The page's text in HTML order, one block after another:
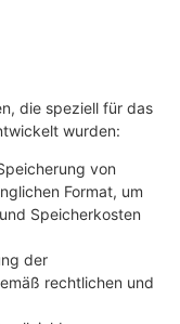
die speziell für das
wurden:
von
Format, um
Speicherkosten
der
rechtlichen und